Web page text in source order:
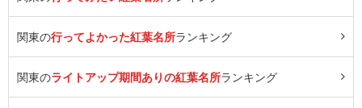
関東の行ってよかった紅葉名所ランキング
関東のライトアップ期間ありの紅葉名所ランキング